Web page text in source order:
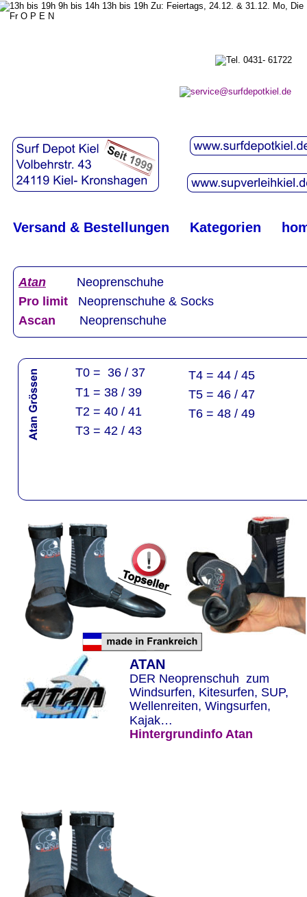
Atan
Neoprenschuhe
Pro limit
Neoprenschuhe & Socks
Ascan
Neoprenschuhe
T0 =  36 / 37
T1 = 38 / 39
T2 = 40 / 41
T3 = 42 / 43
T4 = 44 / 45
T5 = 46 / 47
T6 = 48 / 49
ATAN
DER Neoprenschuh  zum
Windsurfen, Kitesurfen, SUP,
Wellenreiten, Wingsurfen,
Kajak…
Hintergrundinfo Atan
top
Versand & Bestellungen Kategorien